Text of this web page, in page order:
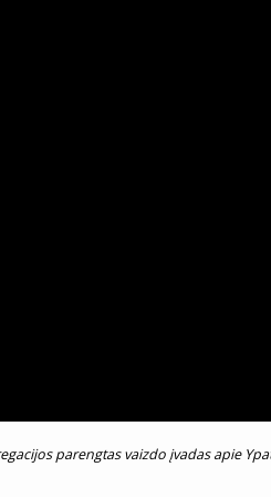
parengtas vaizdo įvadas apie